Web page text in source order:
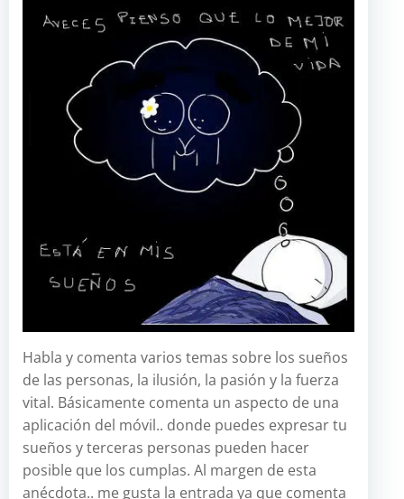
Habla y comenta varios temas sobre los sueños
de las personas, la ilusión, la pasión y la fuerza
vital. Básicamente comenta un aspecto de una
aplicación del móvil.. donde puedes expresar tu
sueños y terceras personas pueden hacer
posible que los cumplas. Al margen de esta
anécdota.. me gusta la entrada ya que comenta